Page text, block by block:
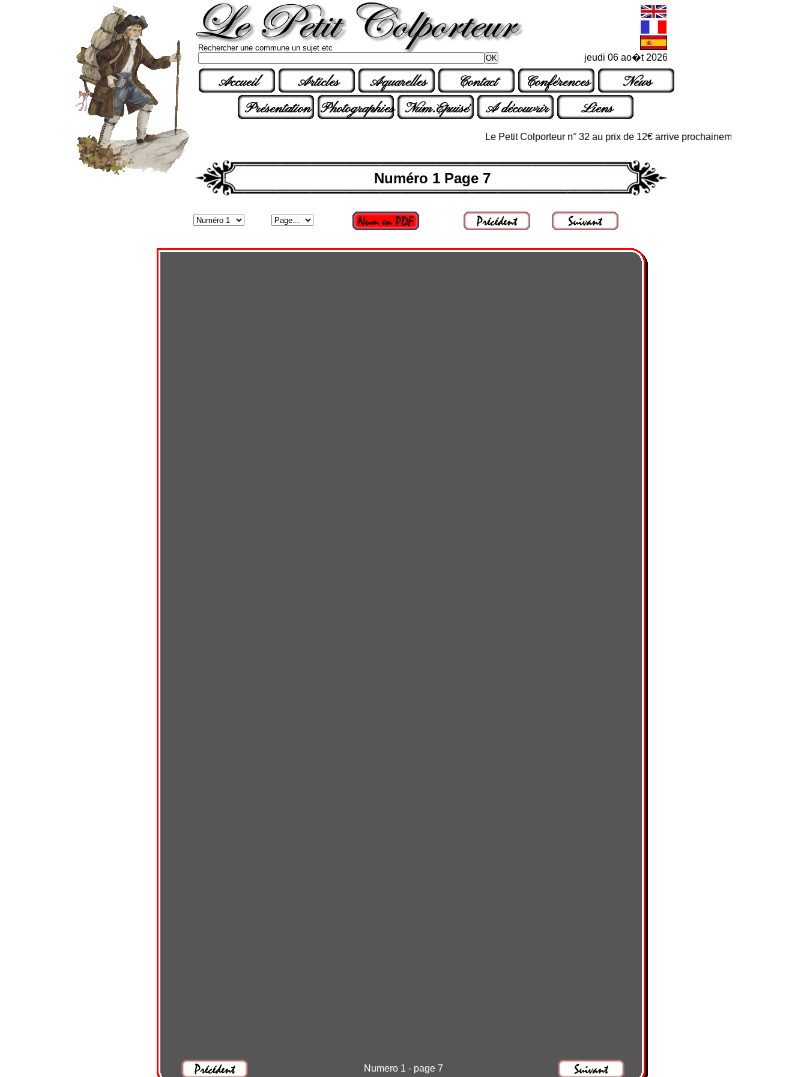
jeudi 06 ao�t 2026
Rechercher une commune un sujet etc
Accueil Articles Aquarelles Contact Conférences
News
Présentation Photographies Num.Epuisé A découvrir Liens
Le Petit Colporteur n° 32 au prix de 12€ arrive prochainement dans les points
Numéro 1 Page 7
Numero 1 - page 7